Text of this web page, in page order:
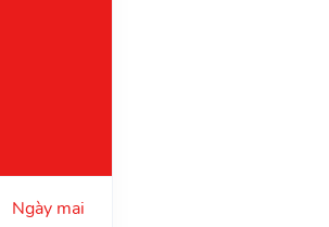
Ngày mai